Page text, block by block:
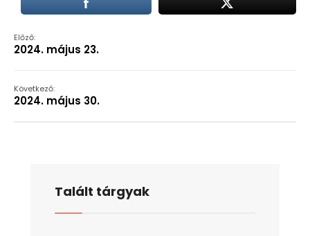
Előző:
2024. május 23.
Következő:
2024. május 30.
Talált tárgyak